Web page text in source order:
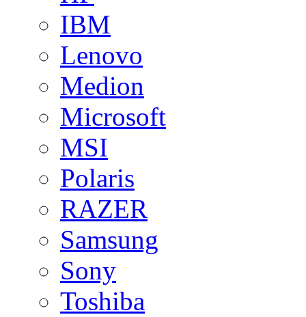
IBM
Lenovo
Medion
Microsoft
MSI
Polaris
RAZER
Samsung
Sony
Toshiba